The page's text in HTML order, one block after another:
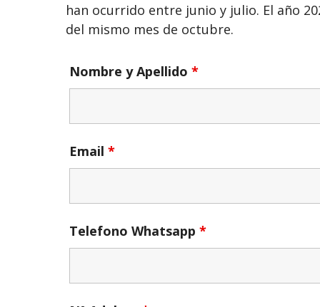
han ocurrido entre junio y julio. El año
del mismo mes de octubre.
Nombre y Apellido *
Email *
Telefono Whatsapp *